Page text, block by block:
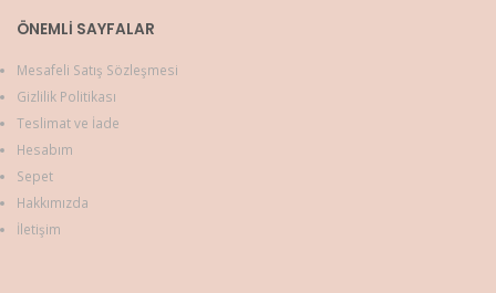
ÖNEMLI SAYFALAR
Mesafeli Satış Sözleşmesi
Gizlilik Politikası
Teslimat ve İade
Hesabım
Sepet
Hakkımızda
İletişim